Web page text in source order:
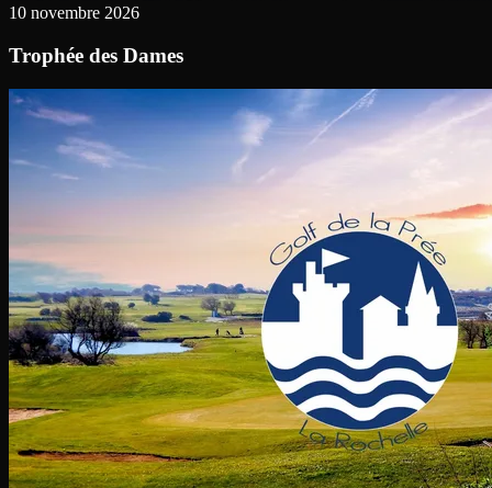
10 novembre 2026
Trophée des Dames